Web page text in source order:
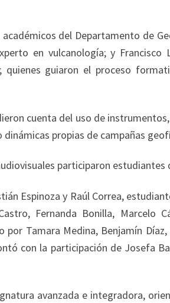
del Departamento de
en vulcanología; y
quienes guiaron el proceso
cuenta del uso de
propias de campañas
participaron
Espinoza y Raúl Correa,
Fernanda Bonilla, Marcelo
por Tamara Medina, Benjamín
con la participación de Josefa
avanzada e integradora,